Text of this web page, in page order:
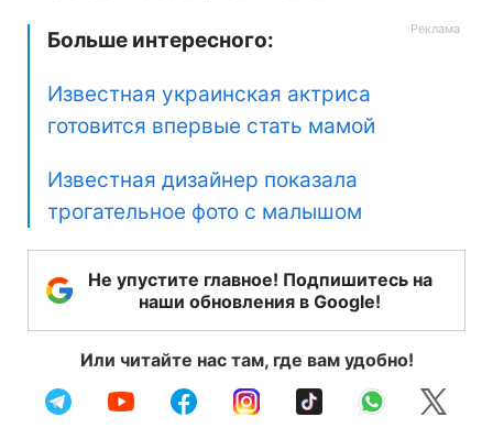
Больше интересного:
Известная украинская актриса
готовится впервые стать мамой
Известная дизайнер показала
трогательное фото с малышом
Не упустите главное! Подпишитесь на
наши обновления в Google!
Или читайте нас там, где вам удобно!